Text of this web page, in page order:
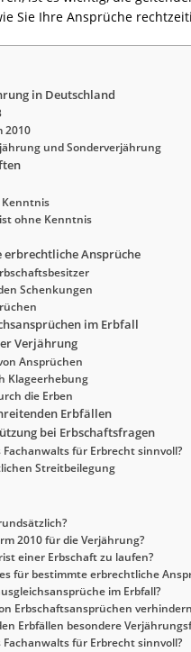
Sie Ihre Ansprüche
in Deutschland
2010
und Sonderverjährung
ohne Kenntnis
Ansprüche
Schenkungen
im Erbfall
Verjährung
Ansprüchen
Klageerhebung
die Erben
Erbfällen
bei Erbschaftsfragen
für Erbrecht sinnvoll?
Streitbeilegung
2010 für die Verjährung?
einer Erbschaft zu laufen?
für bestimmte erbrechtliche
im Erbfall?
Erbschaftsansprüchen
Erbfällen besondere
für Erbrecht sinnvoll?